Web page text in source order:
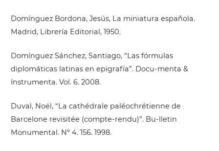
Domínguez Bordona, Jesús, La miniatura española.
Madrid, Librería Editorial, 1950.
Domínguez Sánchez, Santiago, “Las fórmulas
diplomáticas latinas en epigrafía”. Docu-menta &
Instrumenta. Vol. 6. 2008.
Duval, Noël, “La cathédrale paléochrétienne de
Barcelone revisitée (compte-rendu)”. Bu-lletin
Monumental. Nº 4. 156. 1998.